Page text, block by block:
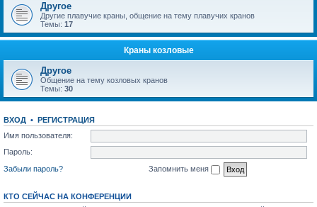
Другое
Другие плавучие краны, общение на тему плавучих кранов
Темы: 17
Краны козловые
Другое
Общение на тему козловых кранов
Темы: 30
ВХОД • РЕГИСТРАЦИЯ
Имя пользователя:
Пароль:
Забыли пароль?
Запомнить меня
КТО СЕЙЧАС НА КОНФЕРЕНЦИИ